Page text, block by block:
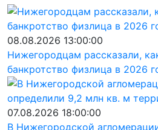
08.08.2026 13:00:00
Нижегородцам рассказали,
банкротство физлица в 2026
07.08.2026 18:00:00
В Нижегородской